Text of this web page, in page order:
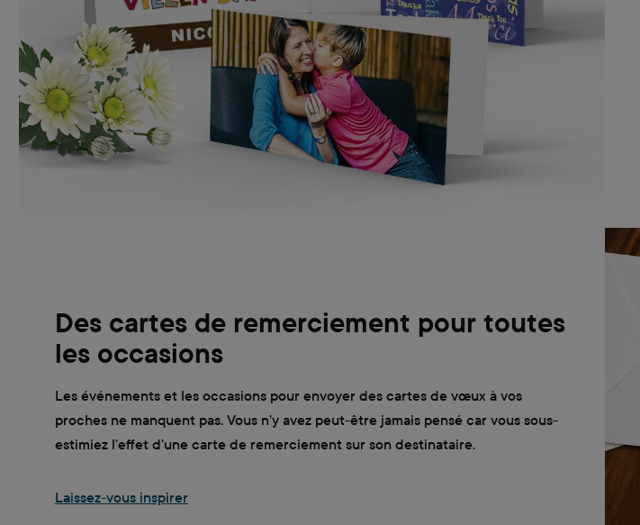
Des cartes de remerciement pour toutes
les occasions
Les événements et les occasions pour envoyer des cartes de vœux à vos
proches ne manquent pas. Vous n’y avez peut-être jamais pensé car vous sous-
estimiez l’effet d’une carte de remerciement sur son destinataire.
Laissez-vous inspirer